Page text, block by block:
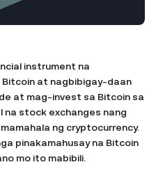
instrument na
Bitcoin at nagbibigay-daan
at mag-invest sa Bitcoin sa
stock exchanges nang
ng cryptocurrency.
pinakamahusay na Bitcoin
mo ito mabibili.